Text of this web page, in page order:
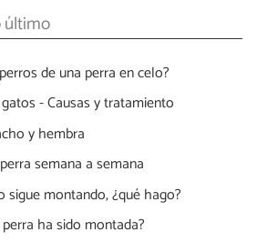
último
de una perra en celo?
- Causas y tratamiento
y hembra
semana a semana
sigue montando, ¿qué hago?
ha sido montada?